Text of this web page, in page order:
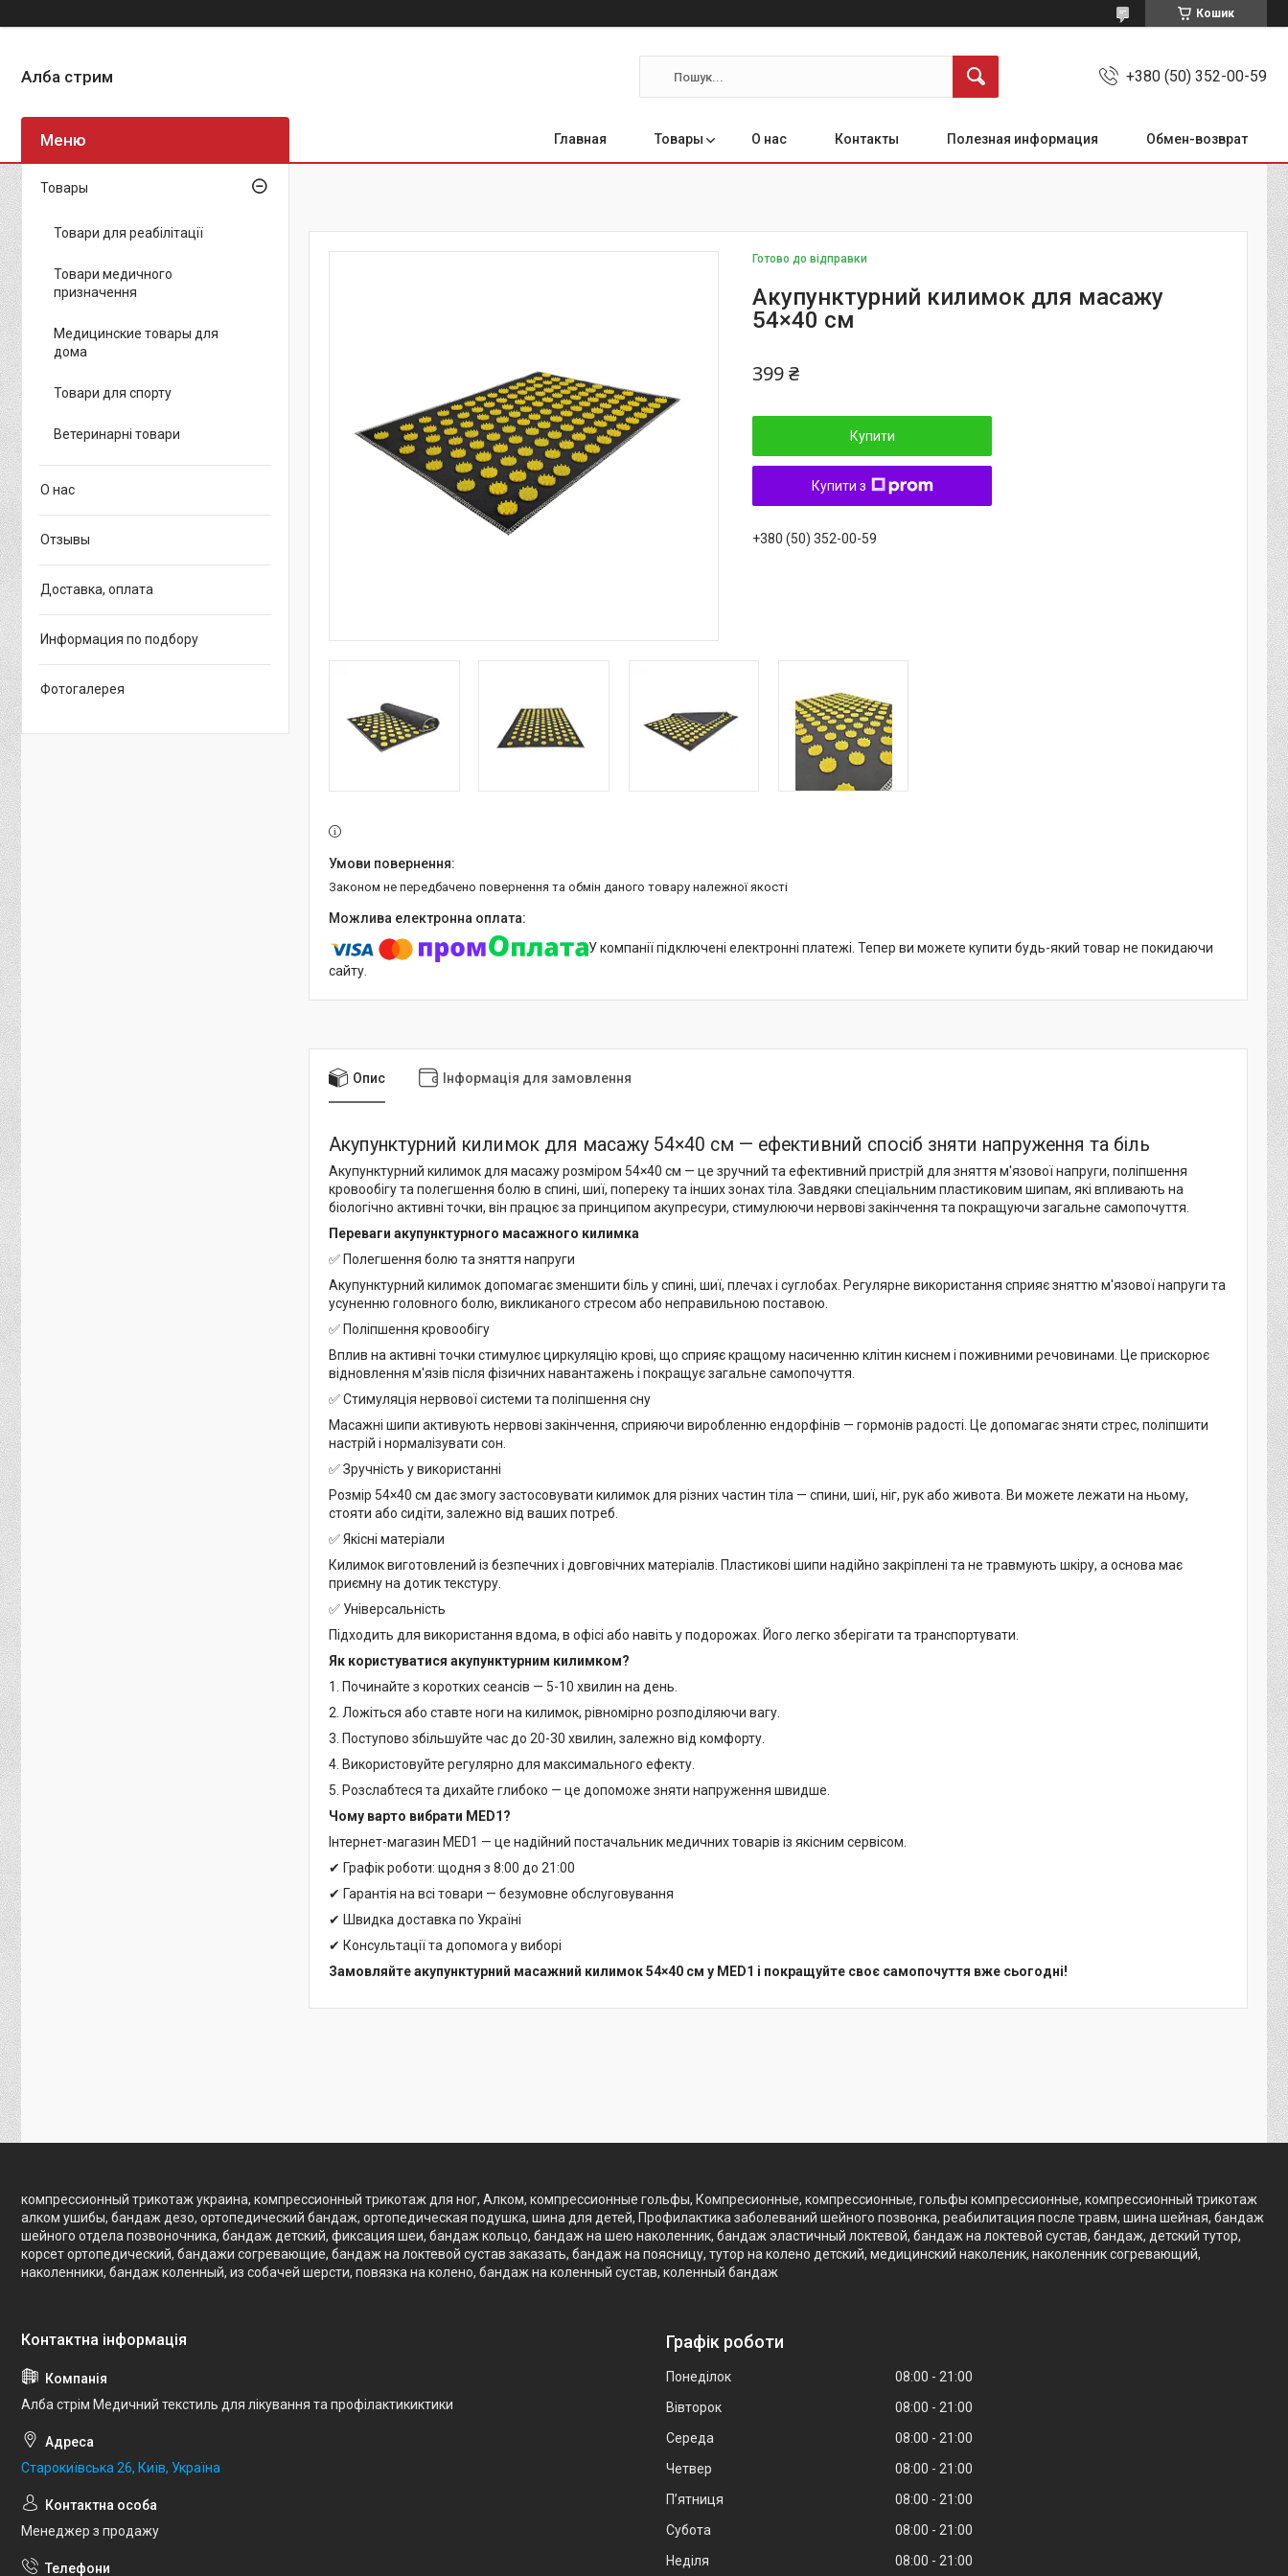
Кошик
Алба стрим +380 (50) 352-00-59
Главная Товары О нас Контакты Полезная информация Обмен-возврат
Готово до відправки
Акупунктурний килимок для масажу
54×40 см
399 ₴
Купити
Купити з
+380 (50) 352-00-59
Законом не передбачено повернення та обмін даного товару належної якості
У компанії підключені електронні платежі. Тепер ви можете купити будь-який товар не покидаючи
сайту.
Опис Інформація для замовлення
Акупунктурний килимок для масажу 54×40 см — ефективний спосіб зняти напруження та біль
Акупунктурний килимок для масажу розміром 54×40 см — це зручний та ефективний пристрій для зняття м'язової напруги, поліпшення
кровообігу та полегшення болю в спині, шиї, попереку та інших зонах тіла. Завдяки спеціальним пластиковим шипам, які впливають на
біологічно активні точки, він працює за принципом акупресури, стимулюючи нервові закінчення та покращуючи загальне самопочуття.
Переваги акупунктурного масажного килимка
✅ Полегшення болю та зняття напруги
Акупунктурний килимок допомагає зменшити біль у спині, шиї, плечах і суглобах. Регулярне використання сприяє зняттю м'язової напруги та
усуненню головного болю, викликаного стресом або неправильною поставою.
✅ Поліпшення кровообігу
Вплив на активні точки стимулює циркуляцію крові, що сприяє кращому насиченню клітин киснем і поживними речовинами. Це прискорює
відновлення м'язів після фізичних навантажень і покращує загальне самопочуття.
✅ Стимуляція нервової системи та поліпшення сну
Масажні шипи активують нервові закінчення, сприяючи виробленню ендорфінів — гормонів радості. Це допомагає зняти стрес, поліпшити
настрій і нормалізувати сон.
✅ Зручність у використанні
Розмір 54×40 см дає змогу застосовувати килимок для різних частин тіла — спини, шиї, ніг, рук або живота. Ви можете лежати на ньому,
стояти або сидіти, залежно від ваших потреб.
✅ Якісні матеріали
Килимок виготовлений із безпечних і довговічних матеріалів. Пластикові шипи надійно закріплені та не травмують шкіру, а основа має
приємну на дотик текстуру.
✅ Універсальність
Підходить для використання вдома, в офісі або навіть у подорожах. Його легко зберігати та транспортувати.
Як користуватися акупунктурним килимком?
1. Починайте з коротких сеансів — 5-10 хвилин на день.
2. Ложіться або ставте ноги на килимок, рівномірно розподіляючи вагу.
3. Поступово збільшуйте час до 20-30 хвилин, залежно від комфорту.
4. Використовуйте регулярно для максимального ефекту.
5. Розслабтеся та дихайте глибоко — це допоможе зняти напруження швидше.
Чому варто вибрати MED1?
Інтернет-магазин MED1 — це надійний постачальник медичних товарів із якісним сервісом.
✔ Графік роботи: щодня з 8:00 до 21:00
✔ Гарантія на всі товари — безумовне обслуговування
✔ Швидка доставка по Україні
✔ Консультації та допомога у виборі
Замовляйте акупунктурний масажний килимок 54×40 см у MED1 і покращуйте своє самопочуття вже сьогодні!
Товары
Товари для реабілітації
Товари медичного
призначення
Медицинские товары для
дома
Товари для спорту
Ветеринарні товари
О нас
Отзывы
Доставка, оплата
Информация по подбору
Фотогалерея
компрессионный трикотаж украина, компрессионный трикотаж для ног, Алком, компрессионные гольфы, Компресионные, компрессионные, гольфы компрессионные, компрессионный трикотаж
алком ушибы, бандаж дезо, ортопедический бандаж, ортопедическая подушка, шина для детей, Профилактика заболеваний шейного позвонка, реабилитация после травм, шина шейная, бандаж
шейного отдела позвоночника, бандаж детский, фиксация шеи, бандаж кольцо, бандаж на шею наколенник, бандаж эластичный локтевой, бандаж на локтевой сустав, бандаж, детский тутор,
корсет ортопедический, бандажи согревающие, бандаж на локтевой сустав заказать, бандаж на поясницу, тутор на колено детский, медицинский наколеник, наколенник согревающий,
наколенники, бандаж коленный, из собачей шерсти, повязка на колено, бандаж на коленный сустав, коленный бандаж
Алба стрім Медичний текстиль для лікування та профілактикиктики
Старокиївська 26, Київ, Україна
Менеджер з продажу
Графік роботи
Понеділок 08:00
21:00
Вівторок
08:00
21:00
Середа
08:00
21:00
Четвер
08:00
21:00
Пʼятниця
08:00
21:00
Субота
08:00
21:00
Неділя
08:00 21:00